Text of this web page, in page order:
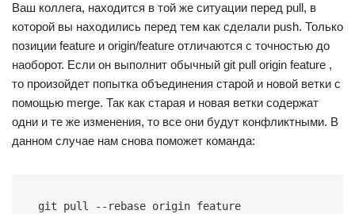
Ваш коллега, находится в той же ситуации перед pull, в
которой вы находились перед тем как сделали push. Только
позиции feature и origin/feature отличаются с точностью до
наоборот. Если он выполнит обычный git pull origin feature ,
то произойдет попытка объединения старой и новой ветки с
помощью merge. Так как старая и новая ветки содержат
одни и те же изменения, то все они будут конфликтными. В
данном случае нам снова поможет команда:
git pull --rebase origin feature